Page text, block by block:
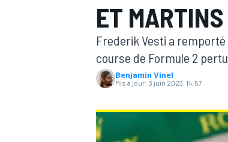
ET MARTINS
Frederik Vesti a
course de Formule 2
Benjamin Vinel
Mis à jour: 3 juin 2023, 14:57